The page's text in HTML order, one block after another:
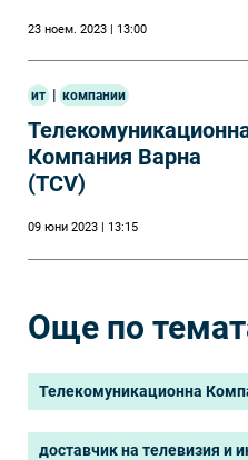
на Запад
23 ноем. 2023 | 13:00
ит | компании
Компания Варна
(TCV)
09 юни 2023 | 13:15
Още по
Телекомуникационна
доставчик на телевизия и